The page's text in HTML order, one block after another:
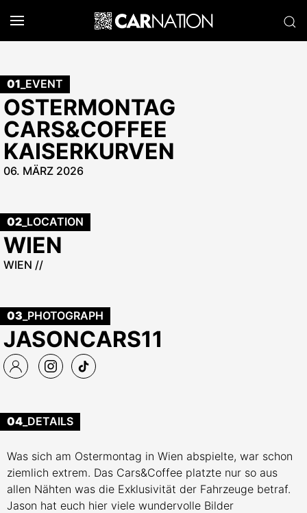
01 _EVENT
OSTERMONTAG
CARS&COFFEE
KAISERKURVEN
06. MÄRZ 2026
02 _LOCATION
WIEN
WIEN //
03 _PHOTOGRAPH
JASONCARS11
04 _DETAILS
Was sich am Ostermontag in Wien abspielte, war schon
ziemlich extrem. Das Cars&Coffee platzte nur so aus
allen Nähten was die Exklusivität der Fahrzeuge betraf.
Jason hat euch hier viele wundervolle Bilder